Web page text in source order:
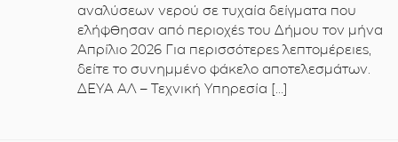
αναλύσεων νερού σε τυχαία δείγματα που
ελήφθησαν από περιοχές του Δήμου τον μήνα
Απρίλιο 2026 Για περισσότερες λεπτομέρειες,
δείτε το συνημμένο φάκελο αποτελεσμάτων.
ΔΕΥΑ ΑΛ – Τεχνική Υπηρεσία […]